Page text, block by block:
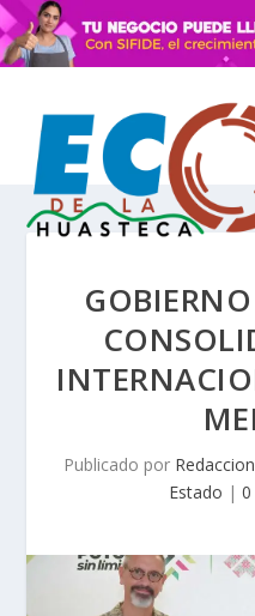
Publicado por Redaccion
Estado | 0